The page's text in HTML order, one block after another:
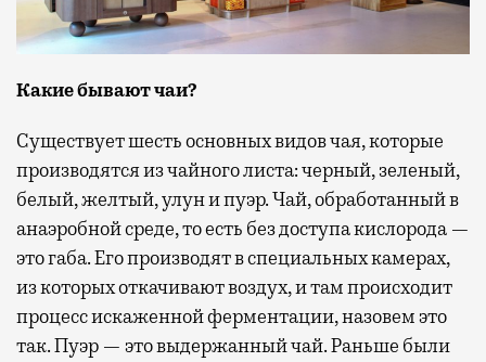
Какие бывают чаи?
Существует шесть основных видов чая, которые
производятся из чайного листа: черный, зеленый,
белый, желтый, улун и пуэр. Чай, обработанный в
анаэробной среде, то есть без доступа кислорода —
это габа. Его производят в специальных камерах,
из которых откачивают воздух, и там происходит
процесс искаженной ферментации, назовем это
так. Пуэр — это выдержанный чай. Раньше были